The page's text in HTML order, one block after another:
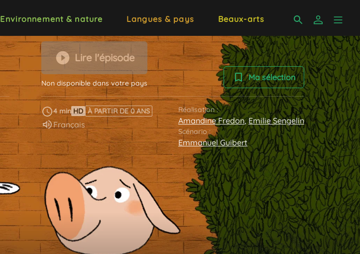
Environnement & nature Langues & pays Beaux-arts
Lire l'épisode
Non disponible dans votre pays
Ma sélection
4 min HD À PARTIR DE 0 ANS
Audio :
Français
Réalisation :
Amandine Fredon,Emilie Sengelin
Scénario :
Emmanuel Guibert